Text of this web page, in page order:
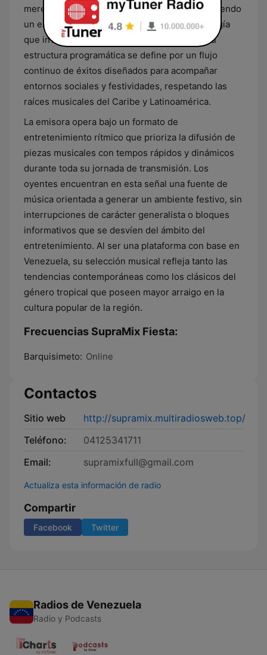
merengue, vallenato y música urbana, manteniendo
un enfoque constante en sonidos de alta energía
que invitan al movimiento y la celebración. Su
estructura programática se define por un flujo
continuo de éxitos diseñados para acompañar
entornos sociales y festividades, respetando las
raíces musicales del Caribe y Latinoamérica.
La emisora opera bajo un formato de
entretenimiento rítmico que prioriza la difusión de
piezas musicales con tempos rápidos y dinámicos
durante toda su jornada de transmisión. Los
oyentes encuentran en esta señal una fuente de
música orientada a generar un ambiente festivo, sin
interrupciones de carácter generalista o bloques
informativos que se desvíen del ámbito del
entretenimiento. Al ser una plataforma con base en
Venezuela, su selección musical refleja tanto las
tendencias contemporáneas como los clásicos del
género tropical que poseen mayor arraigo en la
cultura popular de la región.
Frecuencias SupraMix Fiesta:
Barquisimeto: Online
Contactos
Sitio web
http://supramix.multiradiosweb.top/
Teléfono:
04125341711
Email:
supramixfull@gmail.com
Actualiza esta información de radio
Compartir
Facebook Twitter
Radios de Venezuela
Radio y Podcasts